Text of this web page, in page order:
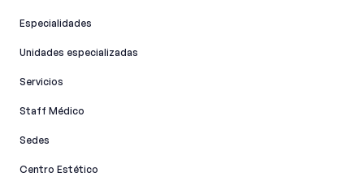
Especialidades
Unidades especializadas
Servicios
Staff Médico
Sedes
Centro Estético